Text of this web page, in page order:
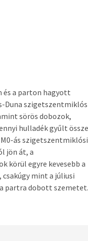
és a parton hagyott
Duna
sörös dobozok,
hulladék gyűlt
M0-ás szigetszentmiklósi
jön át, a
körül egyre kevesebb a
mint a júliusi
partra dobott